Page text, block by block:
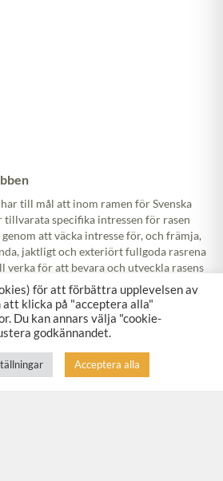
till mål att inom ramen för Svenska
tillvarata specifika intressen för rasen
att väcka intresse för, och främja,
jaktligt och exteriört fullgoda rasrena
verka för att bevara och utveckla rasens
för utveckling av dressyr och
Klubben skall informera och sprida
dess uppfostran, utbildning och vård.
bevakar och arbetar med frågor som har
vidmakthålla goda relationer mellan
hundägandet.
för att förbättra upplevelsen av
att klicka på "acceptera alla"
Du kan annars välja "cookie-
godkännandet.
Acceptera alla